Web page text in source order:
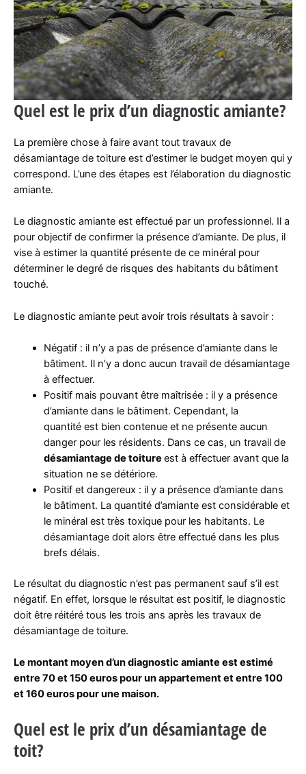
Quel est le prix d’un diagnostic amiante?
La première chose à faire avant tout travaux de
désamiantage de toiture est d’estimer le budget moyen qui y
correspond. L’une des étapes est l’élaboration du diagnostic
amiante.
Le diagnostic amiante est effectué par un professionnel. Il a
pour objectif de confirmer la présence d’amiante. De plus, il
vise à estimer la quantité présente de ce minéral pour
déterminer le degré de risques des habitants du bâtiment
touché.
Le diagnostic amiante peut avoir trois résultats à savoir :
Négatif : il n’y a pas de présence d’amiante dans le
bâtiment. Il n’y a donc aucun travail de désamiantage
à effectuer.
Positif mais pouvant être maîtrisée : il y a présence
d’amiante dans le bâtiment. Cependant, la
quantité est bien contenue et ne présente aucun
danger pour les résidents. Dans ce cas, un travail de
désamiantage de toiture est à effectuer avant que la
situation ne se détériore.
Positif et dangereux : il y a présence d’amiante dans
le bâtiment. La quantité d’amiante est considérable et
le minéral est très toxique pour les habitants. Le
désamiantage doit alors être effectué dans les plus
brefs délais.
Le résultat du diagnostic n’est pas permanent sauf s’il est
négatif. En effet, lorsque le résultat est positif, le diagnostic
doit être réitéré tous les trois ans après les travaux de
désamiantage de toiture.
Le montant moyen d’un diagnostic amiante est estimé
entre 70 et 150 euros pour un appartement et entre 100
et 160 euros pour une maison.
Quel est le prix d’un désamiantage de
toit?